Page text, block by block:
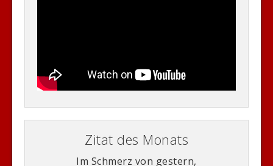
Zitat des Monats
Im Schmerz von gestern,